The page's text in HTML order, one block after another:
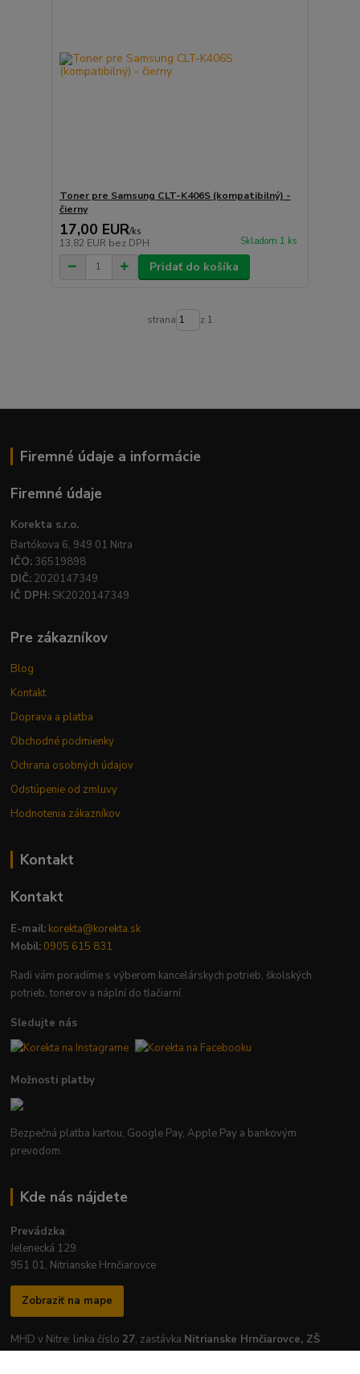
Toner pre Samsung CLT-K406S (kompatibilný) -
čierny
17,00 EUR/ks
13,82 EUR bez DPH Skladom 1 ks
Pridať do košíka
strana z 1
Firemné údaje a informácie
Firemné údaje
Korekta s.r.o.
Bartókova 6, 949 01 Nitra
IČO: 36519898
DIČ: 2020147349
IČ DPH: SK2020147349
Pre zákazníkov
Blog
Kontakt
Doprava a platba
Obchodné podmienky
Ochrana osobných údajov
Odstúpenie od zmluvy
Hodnotenia zákazníkov
Kontakt
Kontakt
E-mail: korekta@korekta.sk
Mobil: 0905 615 831
Radi vám poradíme s výberom kancelárskych potrieb, školských
potrieb, tonerov a náplní do tlačiarní.
Sledujte nás
Možnosti platby
Bezpečná platba kartou, Google Pay, Apple Pay a bankovým
prevodom.
Kde nás nájdete
Prevádzka:
Jelenecká 129
951 01, Nitrianske Hrnčiarovce
Zobraziť na mape
MHD v Nitre: linka číslo 27, zastávka Nitrianske Hrnčiarovce, ZŠ